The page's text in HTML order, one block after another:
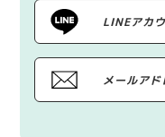
LINEアカ
メールア